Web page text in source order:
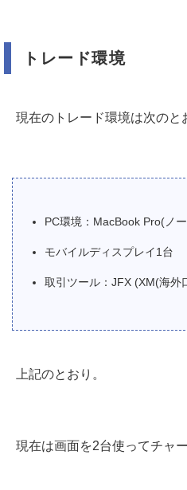
トレード環境
現在のトレード環境は次のと
PC環境：MacBook Pro(ノ
モバイルディスプレイ1台
取引ツール：JFX (XM(海外
上記のとおり。
現在は画面を2台使ってチャ